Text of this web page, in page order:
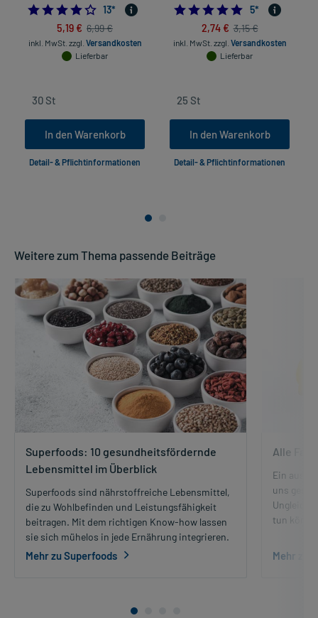
4.153846153846154
13*
5,19 € 6,99 €
inkl. MwSt. zzgl. Versandkosten
Lieferbar
In den Warenkorb
Detail- & Pflichtinformationen
5.0
5*
2,74 € 3,15 €
inkl. MwSt. zzgl. Versandkosten
Lieferbar
In den Warenkorb
Detail- & Pflichtinformationen
Weitere zum Thema passende Beiträge
Superfoods: 10 gesundheitsfördernde
Lebensmittel im Überblick
Superfoods sind nährstoffreiche Lebensmittel,
die zu Wohlbefinden und Leistungsfähigkeit
beitragen. Mit dem richtigen Know-how lassen
sie sich mühelos in jede Ernährung integrieren.
Mehr zu Superfoods
Alle
Ein
uns
tun
Mehr zu